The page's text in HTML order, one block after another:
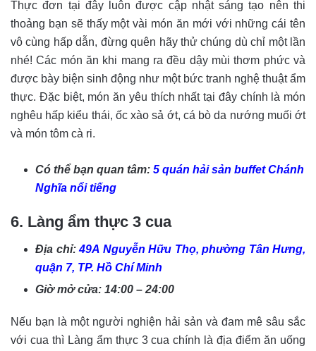
Thực đơn tại đây luôn được cập nhật sáng tạo nên thi
thoảng bạn sẽ thấy một vài món ăn mới với những cái tên
vô cùng hấp dẫn, đừng quên hãy thử chúng dù chỉ một lần
nhé! Các món ăn khi mang ra đều dậy mùi thơm phức và
được bày biện sinh động như một bức tranh nghệ thuật ẩm
thực. Đặc biệt, món ăn yêu thích nhất tại đây chính là món
nghêu hấp kiểu thái, ốc xào sả ớt, cá bò da nướng muối ớt
và món tôm cà ri.
Có thể bạn quan tâm: 5 quán hải sản buffet Chánh
Nghĩa nổi tiếng
6. Làng ẩm thực 3 cua
Địa chỉ:49A Nguyễn Hữu Thọ, phường Tân Hưng,
quận 7, TP. Hồ Chí Minh
Giờ mở cửa: 14:00 – 24:00
Nếu bạn là một người nghiện hải sản và đam mê sâu sắc
với cua thì Làng ẩm thực 3 cua chính là địa điểm ăn uống